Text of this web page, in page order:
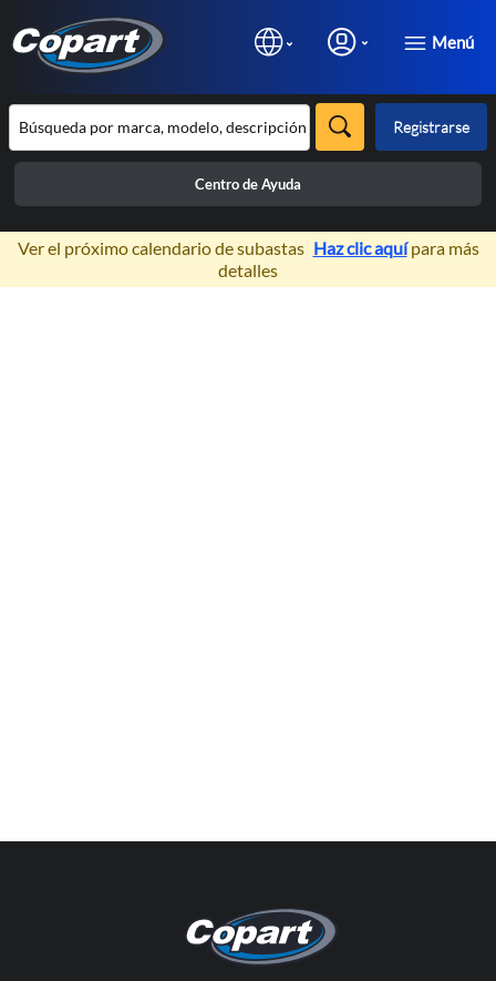
Menú
Registrarse
Centro de Ayuda
×
Ver el próximo calendario de subastas Haz clic aquípara más
detalles